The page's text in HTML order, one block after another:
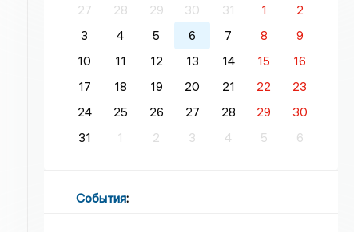
27
28 29 30 31 1
2
3
4 5 6 7 8
9
10
11 12 13 14 15
16
17
18 19 20 21 22
23
24
25 26 27 28 29
30
31
1 2 3 4 5 6
События: